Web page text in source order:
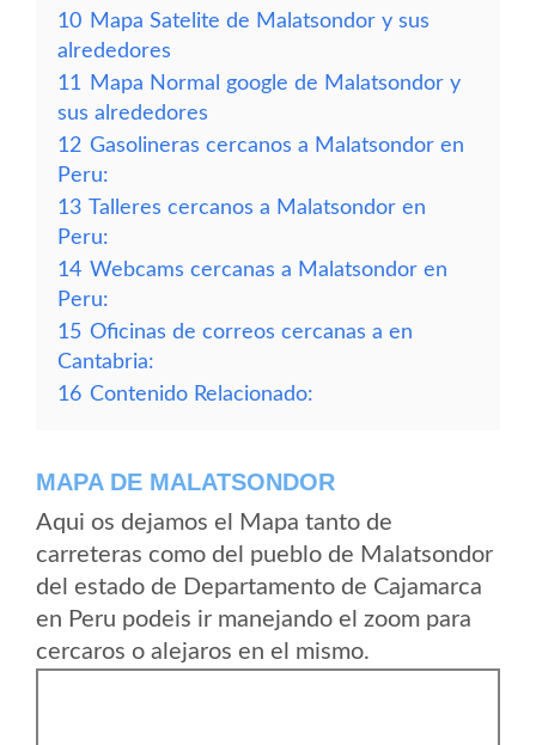
10 Mapa Satelite de Malatsondor y sus
alrededores
11
Mapa Normal google de Malatsondor y
sus alrededores
12 Gasolineras cercanos a Malatsondor en
Peru:
13 Talleres cercanos a Malatsondor en
Peru:
14 Webcams cercanas a Malatsondor en
Peru:
15 Oficinas de correos cercanas a en
Cantabria:
16 Contenido Relacionado:
MAPA DE MALATSONDOR
Aqui os dejamos el Mapa tanto de
carreteras como del pueblo de Malatsondor
del estado de Departamento de Cajamarca
en Peru podeis ir manejando el zoom para
cercaros o alejaros en el mismo.